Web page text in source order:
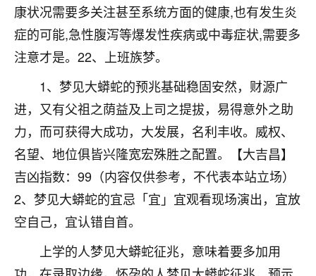
康状况需要多关注甚至系统方面的健康,也有发生炎
症的可能,急性腹泻等爆发性疾病或中毒症状,需要多
注意才是。22、上班族梦。
1、梦见大蟒蛇的预兆基础稳固安然，财源广
进，又有父祖之荫益及上司之提拔，易得意外之助
力，而可获得大成功，大发展，名利丰收。威权、
名望、地位俱皆兴隆宽宏殊胜之配置。【大吉昌】
吉凶指数：99（内容仅供参考，不代表本站立场）
2、梦见大蟒蛇的宜忌「宜」宜观看现场演出，宜放
空自己，宜认错自首。
上学的人梦见大蟒蛇征兆，意味着要多加用
鹿森：你可以找老师看看，人有时不服命不行
啊！
太阳当空赵：我也做餐饮的，生意不算大，但
是我从找店开始都是找慧来老师跟进的，选
址、风水、还有开业日子，哪哪都看了，虽然
大环境不好，但是我家生意还可以，前几天又
刚找老师做了补财库，希望财运更好一点！
2小时前 来自海南 18
梦醒时分
我女儿高二叛逆，大半年不上学，一说她就要死要活
的，把我们两口子愁的不行，朋友给我推荐的慧来老
师，一开始我是病急乱投医，这半年来，法事一个个
做完，我女儿跟变了个人一样，不期望她能考多好的
大学，只要能安安稳稳的把书读了，身体心理都健健